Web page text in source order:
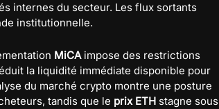
internes du secteur. Les flux sortants
institutionnelle.
MiCAimpose des restrictions
la liquidité immédiate disponible pour
du marché crypto montre une posture
tandis que le prix ETH stagne sous